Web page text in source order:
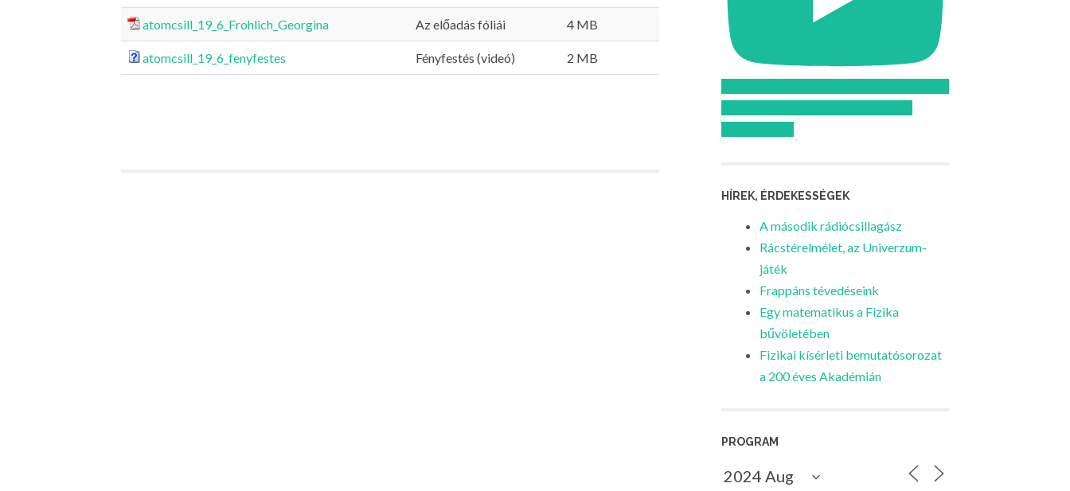
atomcsill_19_6_Frohlich_Georgina Az előadás fóliái 4 MB
atomcsill_19_6_fenyfestes Fényfestés (videó) 2 MB
HÍREK, ÉRDEKESSÉGEK
A második rádiócsillagász
Rácstérelmélet, az Univerzum-
játék
Frappáns tévedéseink
Egy matematikus a Fizika
bűvöletében
Fizikai kísérleti bemutatósorozat
a 200 éves Akadémián
PROGRAM